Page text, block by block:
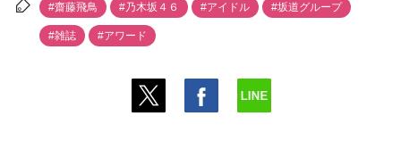
#齋藤飛鳥 #乃木坂４６ #アイドル #坂道グループ
#雑誌 #アワード